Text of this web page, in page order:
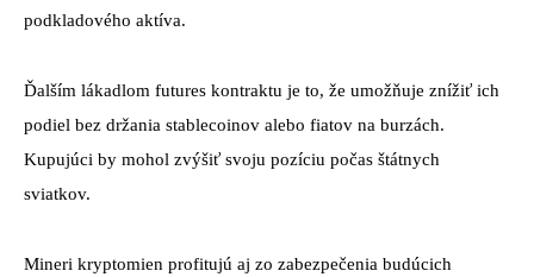
podkladového aktíva.
Ďalším lákadlom futures kontraktu je to, že umožňuje znížiť ich
podiel bez držania stablecoinov alebo fiatov na burzách.
Kupujúci by mohol zvýšiť svoju pozíciu počas štátnych
sviatkov.
Mineri kryptomien profitujú aj zo zabezpečenia budúcich